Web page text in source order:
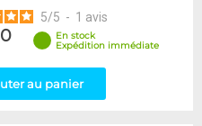
5/5 - 1 avis
En stock
Expédition immédiate
au panier